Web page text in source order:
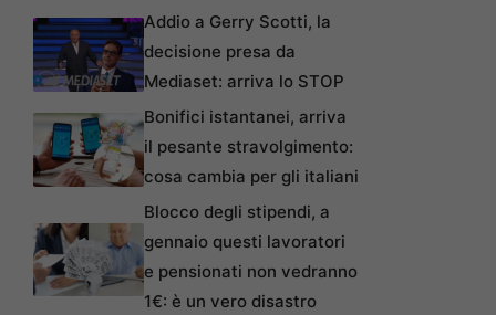
Addio a Gerry Scotti, la
decisione presa da
Mediaset: arriva lo STOP
Bonifici istantanei, arriva
il pesante stravolgimento:
cosa cambia per gli italiani
Blocco degli stipendi, a
gennaio questi lavoratori
e pensionati non vedranno
1€: è un vero disastro